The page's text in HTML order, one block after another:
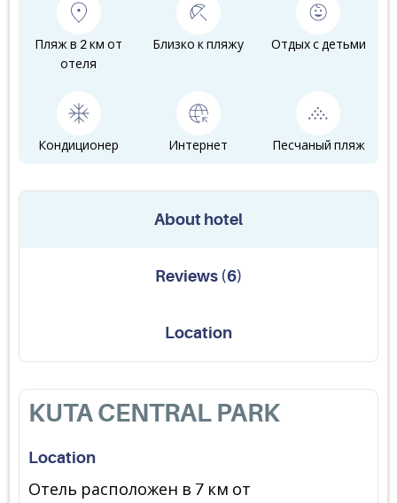
Пляж в 2 км от
отеля
Близко к пляжу Отдых с детьми
Кондиционер Интернет Песчаный пляж
About hotel
Reviews(6)
Location
KUTA CENTRAL PARK
Location
Отель расположен в 7 км от